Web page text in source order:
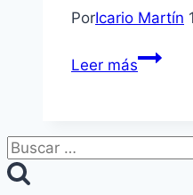
PorIcario Martín
Leer másGuía
Buscar: